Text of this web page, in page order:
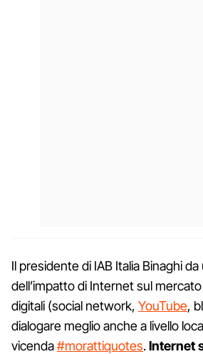
Il presidente di IAB Italia Binaghi
dell’impatto di Internet sul
digitali (social network, YouTube,
dialogare meglio anche a livello
vicenda#morattiquotes.Internet